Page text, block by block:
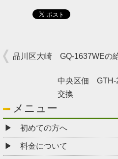
品川区大崎 GQ-1637WEの
中央区佃 GTH-
交換
メニュー
初めての方へ
料金について